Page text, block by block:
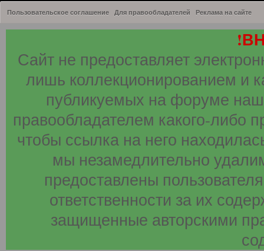
Пользовательское соглашение Для правообладателей Реклама на сайте
Сайт не предоставляет
лишь коллекционированием и
публикуемых на форуме
правообладателем какого-либо
чтобы ссылка на него
мы незамедлительно
предоставлены
ответственности за их
защищенные авторскими